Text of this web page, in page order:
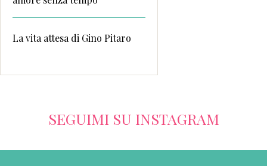
La vita attesa di Gino Pitaro
SEGUIMI SU INSTAGRAM